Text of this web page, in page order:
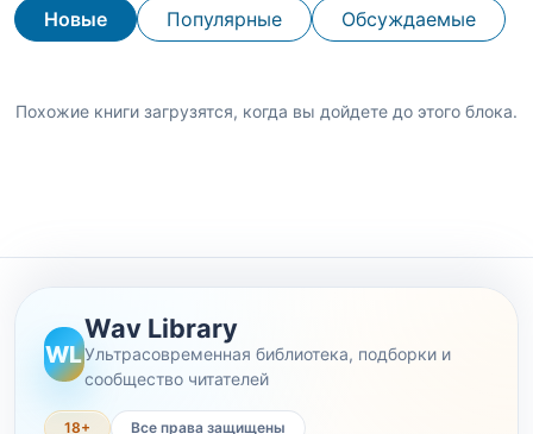
Новые Популярные Обсуждаемые
Похожие книги загрузятся, когда вы дойдете до этого блока.
WL
Wav Library
Ультрасовременная библиотека, подборки и
сообщество читателей
18+ Все права защищены